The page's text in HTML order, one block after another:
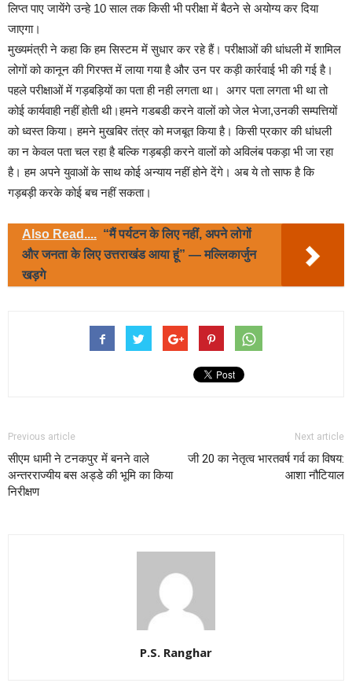
लिप्त पाए जायेंगे उन्हे 10 साल तक किसी भी परीक्षा में बैठने से अयोग्य कर दिया
जाएगा।
मुख्यमंत्री ने कहा कि हम सिस्टम में सुधार कर रहे हैं। परीक्षाओं की धांधली में शामिल
लोगों को कानून की गिरफ्त में लाया गया है और उन पर कड़ी कार्रवाई भी की गई है।
पहले परीक्षाओं में गड़बड़ियों का पता ही नही लगता था। अगर पता लगता भी था तो
कोई कार्यवाही नहीं होती थी।हमने गडबडी करने वालों को जेल भेजा,उनकी सम्पत्तियों
को ध्वस्त किया। हमने मुखबिर तंत्र को मजबूत किया है। किसी प्रकार की धांधली
का न केवल पता चल रहा है बल्कि गड़बड़ी करने वालों को अविलंब पकड़ा भी जा रहा
है। हम अपने युवाओं के साथ कोई अन्याय नहीं होने देंगे। अब ये तो साफ है कि
गड़बड़ी करके कोई बच नहीं सकता।
Also Read.... “मैं पर्यटन के लिए नहीं, अपने लोगों
और जनता के लिए उत्तराखंड आया हूं” — मल्लिकार्जुन
खड़गे
Previous article
सीएम धामी ने टनकपुर में बनने वाले
अन्तरराज्यीय बस अड्डे की भूमि का किया
निरीक्षण
Next article
जी 20 का नेतृत्व भारतवर्ष गर्व का विषय:
आशा नौटियाल
P.S. Ranghar